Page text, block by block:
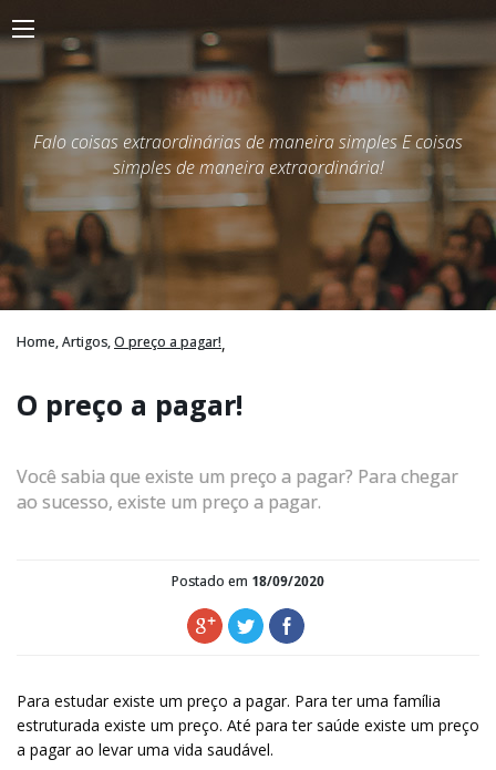
Falo coisas extraordinárias de maneira simples E coisas
simples de maneira extraordinária!
Home, ,
Artigos,O preço a pagar!
O preço a pagar!
Você sabia que existe um preço a pagar? Para chegar
ao sucesso, existe um preço a pagar.
Postado em 18/09/2020
Para estudar existe um preço a pagar. Para ter uma família
estruturada existe um preço. Até para ter saúde existe um preço
a pagar ao levar uma vida saudável.